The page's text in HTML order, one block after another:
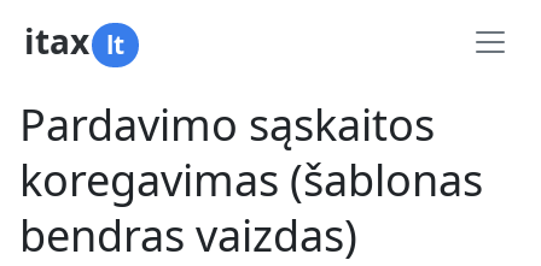
itax lt
Pardavimo sąskaitos
koregavimas (šablonas
bendras vaizdas)